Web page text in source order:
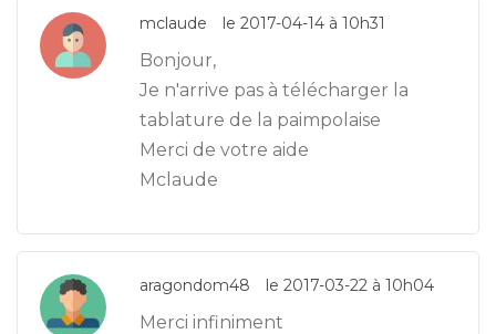
mclaude le 2017-04-14 à 10h31
Bonjour,
Je n'arrive pas à télécharger la
tablature de la paimpolaise
Merci de votre aide
Mclaude
aragondom48 le 2017-03-22 à 10h04
Merci infiniment